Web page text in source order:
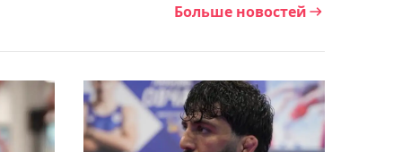
прогноз на бой Армана в
В Семее стартовал
ежегодный
11:10, Сегодня
Больше новостей